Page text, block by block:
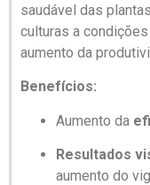
saudável das
culturas a
aumento da
Benefícios:
Aumento da
Resultados
aumento do